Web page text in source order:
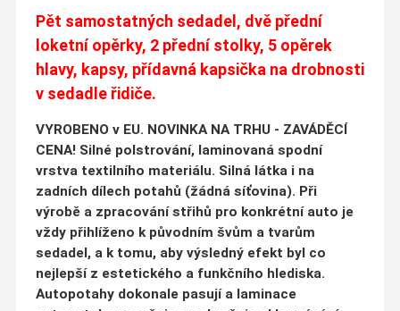
Pět samostatných sedadel, dvě přední
loketní opěrky, 2 přední stolky, 5 opěrek
hlavy, kapsy, přídavná kapsička na drobnosti
v sedadle řidiče.
VYROBENO v EU. NOVINKA NA TRHU - ZAVÁDĚCÍ
CENA! Silné polstrování, laminovaná spodní
vrstva textilního materiálu. Silná látka i na
zadních dílech potahů (žádná síťovina). Při
výrobě a zpracování střihů pro konkrétní auto je
vždy přihlíženo k původním švům a tvarům
sedadel, a k tomu, aby výsledný efekt byl co
nejlepší z estetického a funkčního hlediska.
Autopotahy dokonale pasují a laminace